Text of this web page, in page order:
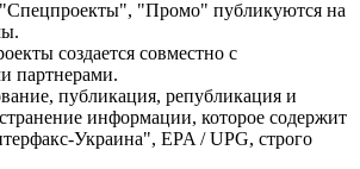
"Промо" публикуются на
создается совместно с
партнерами.
публикация, републикация и
информации, которое содержит
Украина", EPA / UPG, строго